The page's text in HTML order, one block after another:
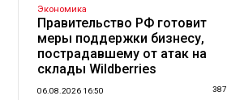
Экономика
Правительство РФ готовит
меры поддержки бизнесу,
пострадавшему от атак на
склады Wildberries
06.08.2026 16:50 387